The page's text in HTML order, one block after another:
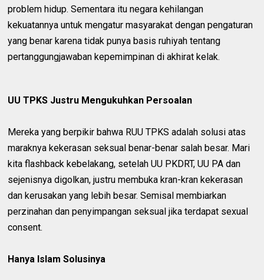
problem hidup. Sementara itu negara kehilangan
kekuatannya untuk mengatur masyarakat dengan pengaturan
yang benar karena tidak punya basis ruhiyah tentang
pertanggungjawaban kepemimpinan di akhirat kelak.
UU TPKS Justru Mengukuhkan Persoalan
Mereka yang berpikir bahwa RUU TPKS adalah solusi atas
maraknya kekerasan seksual benar-benar salah besar. Mari
kita flashback kebelakang, setelah UU PKDRT, UU PA dan
sejenisnya digolkan, justru membuka kran-kran kekerasan
dan kerusakan yang lebih besar. Semisal membiarkan
perzinahan dan penyimpangan seksual jika terdapat sexual
consent.
Hanya Islam Solusinya